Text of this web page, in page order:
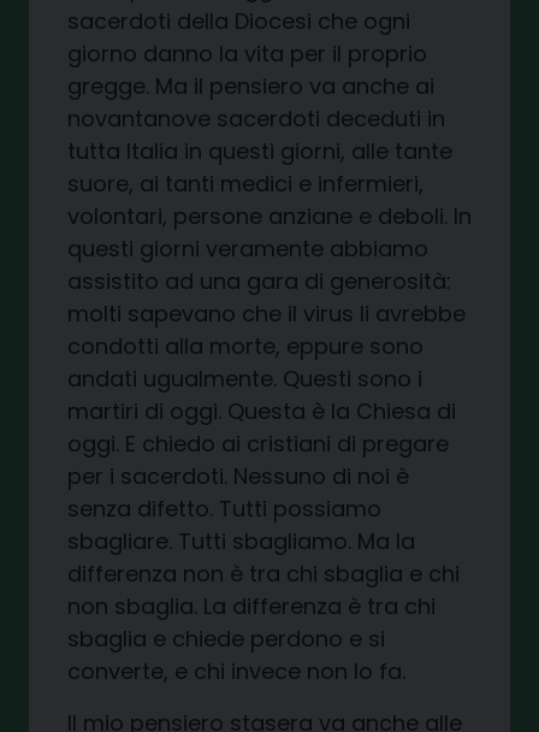
sacerdoti della Diocesi che ogni
giorno danno la vita per il proprio
gregge. Ma il pensiero va anche ai
novantanove sacerdoti deceduti in
tutta Italia in questi giorni, alle tante
suore, ai tanti medici e infermieri,
volontari, persone anziane e deboli. In
questi giorni veramente abbiamo
assistito ad una gara di generosità:
molti sapevano che il virus li avrebbe
condotti alla morte, eppure sono
andati ugualmente. Questi sono i
martiri di oggi. Questa è la Chiesa di
oggi. E chiedo ai cristiani di pregare
per i sacerdoti. Nessuno di noi è
senza difetto. Tutti possiamo
sbagliare. Tutti sbagliamo. Ma la
differenza non è tra chi sbaglia e chi
non sbaglia. La differenza è tra chi
sbaglia e chiede perdono e si
converte, e chi invece non lo fa.
Il mio pensiero stasera va anche alle